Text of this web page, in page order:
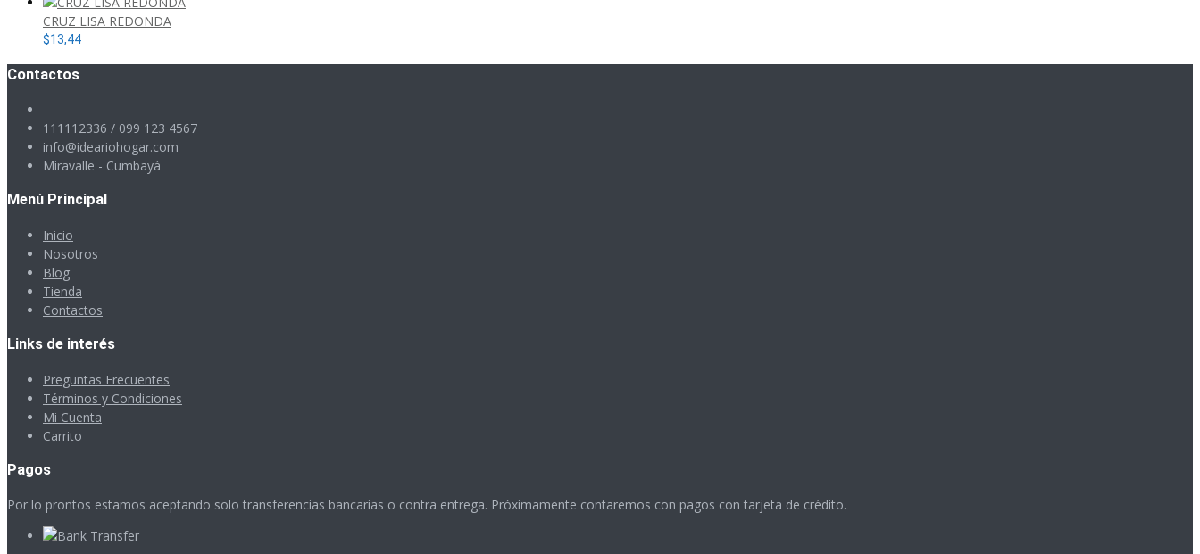
CRUZ LISA REDONDA
$13,44
Contactos
111112336 / 099 123 4567
info@ideariohogar.com
Miravalle - Cumbayá
Menú Principal
Inicio
Nosotros
Blog
Tienda
Contactos
Links de interés
Preguntas Frecuentes
Términos y Condiciones
Mi Cuenta
Carrito
Pagos
Por lo prontos estamos aceptando solo transferencias bancarias o contra entrega. Próximamente contaremos con pagos con tarjeta de crédito.